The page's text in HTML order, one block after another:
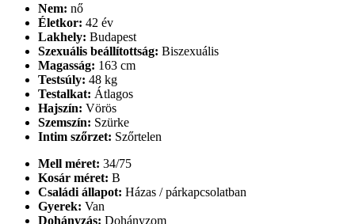
Nem: nő
Életkor: 42 év
Lakhely: Budapest
Szexuális beállítottság: Biszexuális
Magasság: 163 cm
Testsúly: 48 kg
Testalkat: Átlagos
Hajszín: Vörös
Szemszín: Szürke
Intim szőrzet: Szőrtelen
Mell méret: 34/75
Kosár méret: B
Családi állapot: Házas / párkapcsolatban
Gyerek: Van
Dohányzás: Dohányzom